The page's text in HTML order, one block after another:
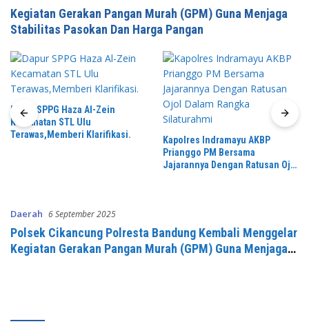
Kegiatan Gerakan Pangan Murah (GPM) Guna Menjaga
Stabilitas Pasokan Dan Harga Pangan
Dapur SPPG Haza Al-Zein
Kecamatan STL Ulu
Terawas,Memberi Klarifikasi.
Kapolres Indramayu AKBP
Prianggo PM Bersama
Jajarannya Dengan Ratusan Ojol
Daerah 6 September 2025
Polsek Cikancung Polresta Bandung Kembali Menggelar
Kegiatan Gerakan Pangan Murah (GPM) Guna Menjaga